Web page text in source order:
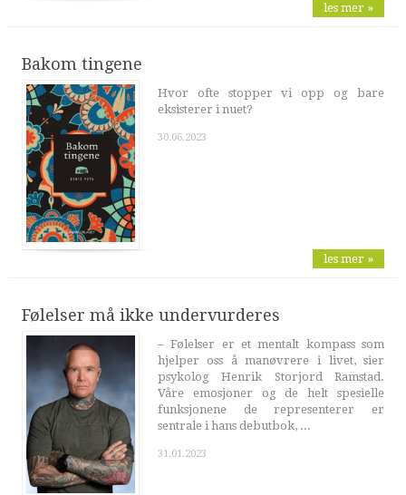
les mer »
Bakom tingene
Hvor ofte stopper vi opp og bare
eksisterer i nuet?
30.06.2023
les mer »
Følelser må ikke undervurderes
– Følelser er et mentalt kompass som
hjelper oss å manøvrere i livet, sier
psykolog Henrik Storjord Ramstad.
Våre emosjoner og de helt spesielle
funksjonene de representerer er
sentrale i hans debutbok, ...
31.01.2023